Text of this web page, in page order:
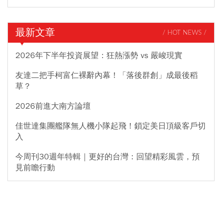
最新文章 / HOT NEWS /
2026年下半年投資展望：狂熱漲勢 vs 嚴峻現實
友達二把手柯富仁裸辭內幕！「落後群創」成最後稻
草？
2026前進大南方論壇
佳世達集團艦隊無人機小隊起飛！鎖定美日頂級客戶切
入
今周刊30週年特輯｜更好的台灣：回望精彩風雲，預
見前瞻行動